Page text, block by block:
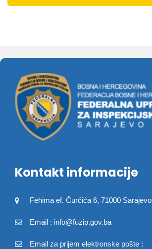
Kontakt informacije
Fehima ef. Čurčića 6, 71000 Sarajevo
Email : info@fuzip.gov.ba
Email za prijem elektronske pošte :